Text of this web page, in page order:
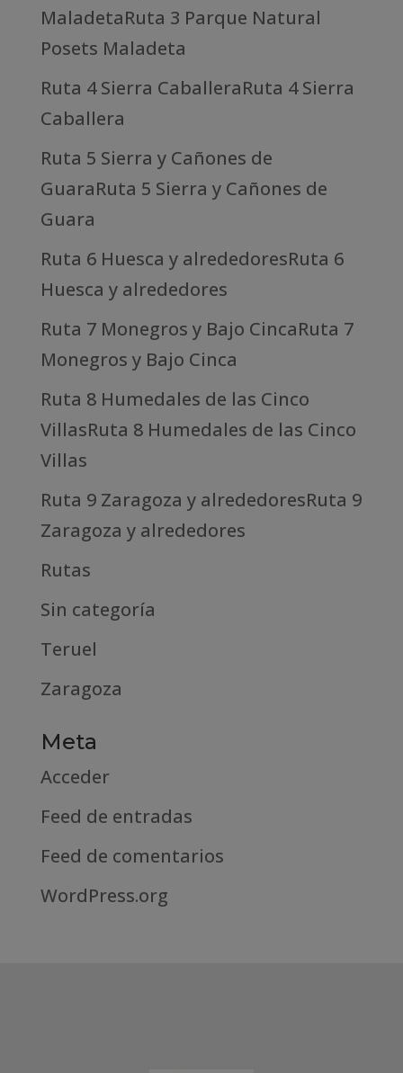
MaladetaRuta 3 Parque Natural
Posets Maladeta
Ruta 4 Sierra CaballeraRuta 4 Sierra
Caballera
Ruta 5 Sierra y Cañones de
GuaraRuta 5 Sierra y Cañones de
Guara
Ruta 6 Huesca y alrededoresRuta 6
Huesca y alrededores
Ruta 7 Monegros y Bajo CincaRuta 7
Monegros y Bajo Cinca
Ruta 8 Humedales de las Cinco
VillasRuta 8 Humedales de las Cinco
Villas
Ruta 9 Zaragoza y alrededoresRuta 9
Zaragoza y alrededores
Rutas
Sin categoría
Teruel
Zaragoza
Meta
Acceder
Feed de entradas
Feed de comentarios
WordPress.org